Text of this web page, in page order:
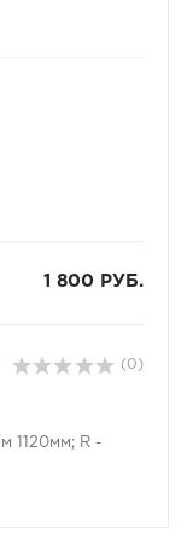
1 800 РУБ.
(0)
1120мм; R -